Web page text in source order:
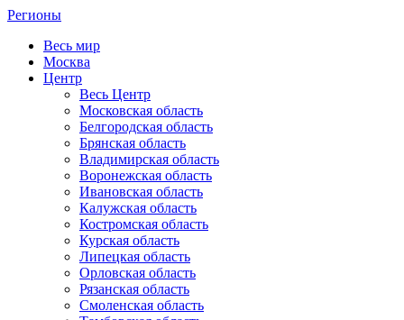
Регионы
Весь мир
Москва
Центр
Весь Центр
Московская область
Белгородская область
Брянская область
Владимирская область
Воронежская область
Ивановская область
Калужская область
Костромская область
Курская область
Липецкая область
Орловская область
Рязанская область
Смоленская область